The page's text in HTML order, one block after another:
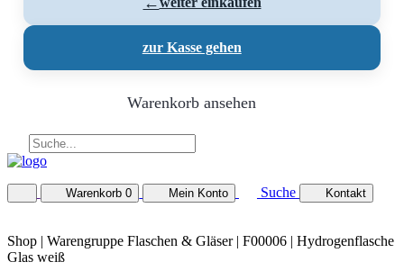
zur Kasse gehen
Warenkorb ansehen
Warenkorb 0 Mein Konto Suche Kontakt
Shop | Warengruppe Flaschen & Gläser | F00006 | Hydrogenflasche
Glas weiß